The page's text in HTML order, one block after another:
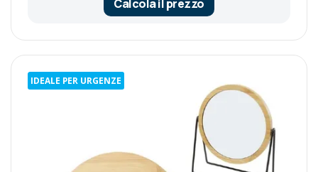
Calcola il prezzo
IDEALE PER URGENZE